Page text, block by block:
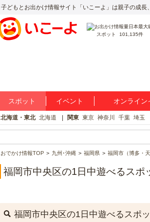
子どもとお出かけ情報サイト「いこーよ」は親子の成長
スポット 101,135件
スポット イベント オンライン
北海道・東北 北海道 関東 東京 神奈川 千葉 埼玉
おでかけ情報TOP 九州･沖縄 福岡県 福岡市（博多・
福岡市中央区の1日中遊べるスポ
福岡市中央区の1日中遊べるスポ